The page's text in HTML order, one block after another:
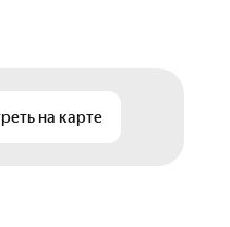
на карте